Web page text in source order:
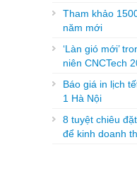
Tham khảo
năm mới
‘Làn gió mới’
niên CNCTech
Báo giá in lịch
1 Hà Nội
8 tuyệt chiêu
để kinh doanh